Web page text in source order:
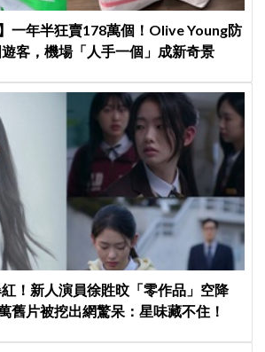
一年半狂賣178萬個！Olive Young防
客，機場「人手一個」成新奇景
！新人演員徐貹旼「零作品」空降
舊片被挖出網驚呆：星味藏不住！